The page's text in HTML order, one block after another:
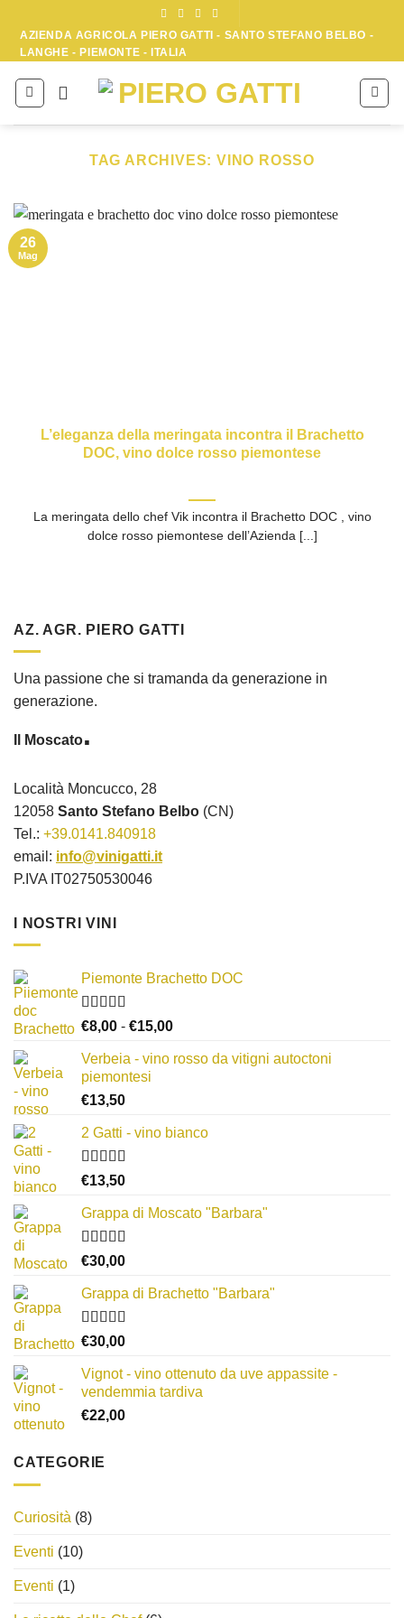
content
AZIENDA AGRICOLA PIERO GATTI - SANTO STEFANO BELBO -
LANGHE - PIEMONTE - ITALIA
TAG ARCHIVES:VINO ROSSO
AZ. AGR. PIERO GATTI
Una passione che si tramanda da generazione in
generazione.
Il Moscato.
Località Moncucco, 28
12058 Santo Stefano Belbo (CN)
Tel.: +39.0141.840918
email: info@vinigatti.it
P.IVA IT02750530046
I NOSTRI VINI
Piemonte Brachetto DOC
Valutato
€8,00 - €15,00Fascia
prezzo:
€15,00
Verbeia - vino rosso da vitigni autoctoni
piemontesi
€13,50
2 Gatti - vino bianco
Valutato
5
€13,50
Grappa di Moscato "Barbara"
Valutato
€30,00
Grappa di Brachetto "Barbara"
Valutato
€30,00
Vignot - vino ottenuto da uve appassite -
vendemmia tardiva
€22,00
CATEGORIE
Curiosità (8)
Eventi (10)
Eventi (1)
L’eleganza della meringata incontra il Brachetto
DOC, vino dolce rosso piemontese
La meringata dello chef Vik incontra il Brachetto DOC , vino
dolce rosso piemontese dell’Azienda [...]
26
Mag